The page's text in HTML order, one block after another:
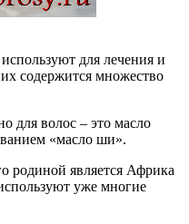
для лечения и
содержится множество
для волос – это масло
«масло ши».
родиной является Африка
уже многие